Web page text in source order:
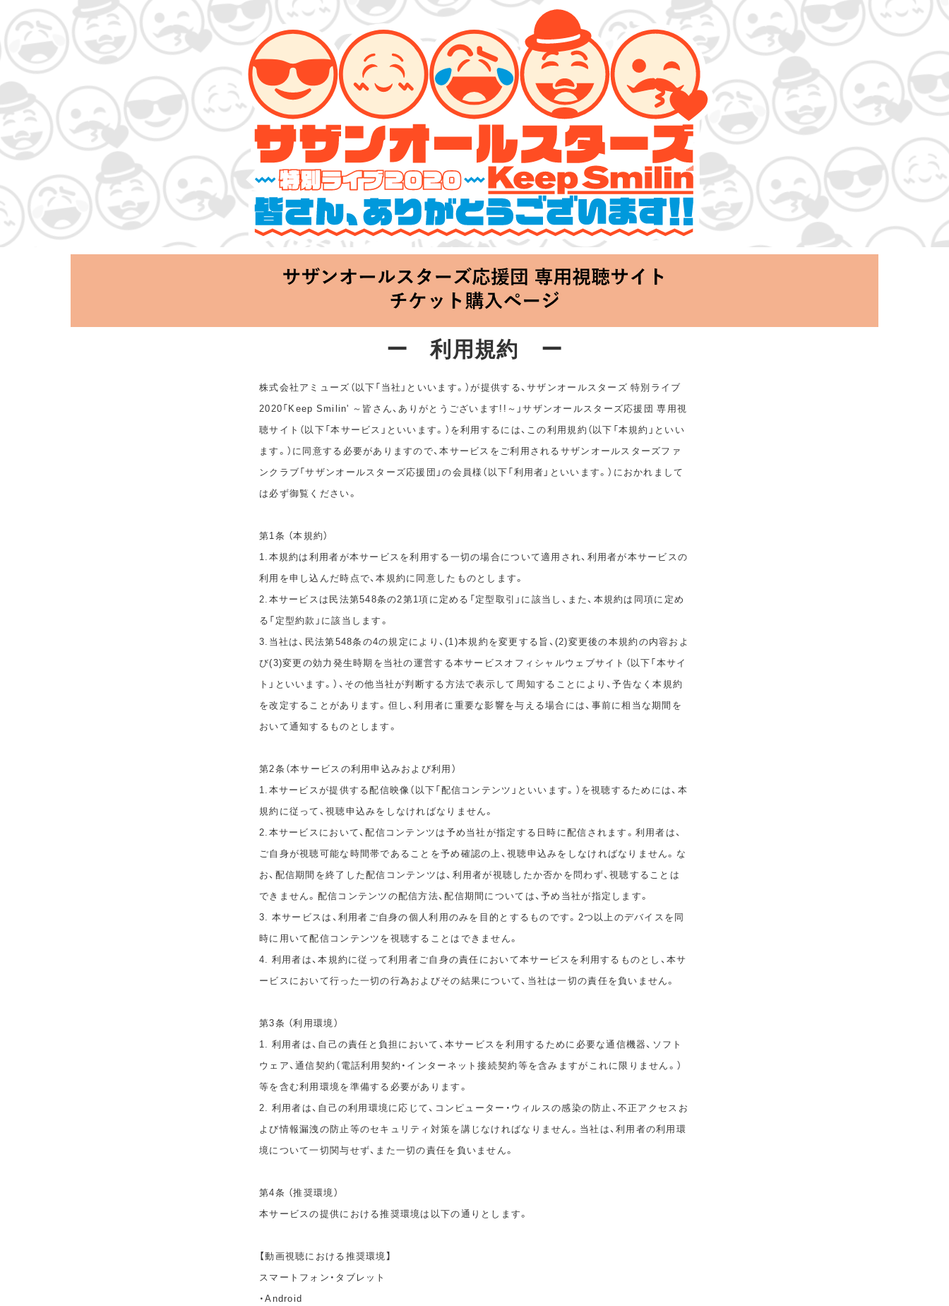
サザンオールスターズ 特別ライブ 2020
「Keep Smilin’～皆さん、ありがとうございます!!～」
2020.06.25 Thu 20:00 Start at 横浜アリーナ
ー 利用規約 ー
株式会社アミューズ（以下「当社」といいます。）が提供する、サザンオールスターズ 特別ライブ
2020「Keep Smilin' ～皆さん、ありがとうございます!!～」サザンオールスターズ応援団 専用視
聴サイト（以下「本サービス」といいます。）を利用するには、この利用規約（以下「本規約」といい
ます。）に同意する必要がありますので、本サービスをご利用されるサザンオールスターズファ
ンクラブ「サザンオールスターズ応援団」の会員様（以下「利用者」といいます。）におかれまして
は必ず御覧ください。
第1条 （本規約）
1.本規約は利用者が本サービスを利用する一切の場合について適用され、利用者が本サービスの
利用を申し込んだ時点で、本規約に同意したものとします。
2.本サービスは民法第548条の2第1項に定める「定型取引」に該当し、また、本規約は同項に定め
る「定型約款」に該当します。
3.当社は、民法第548条の4の規定により、(1)本規約を変更する旨、(2)変更後の本規約の内容およ
び(3)変更の効力発生時期を当社の運営する本サービスオフィシャルウェブサイト（以下「本サイ
ト」といいます。）、その他当社が判断する方法で表示して周知することにより、予告なく本規約
を改定することがあります。但し、利用者に重要な影響を与える場合には、事前に相当な期間を
おいて通知するものとします。
第2条（本サービスの利用申込みおよび利用）
1.本サービスが提供する配信映像（以下「配信コンテンツ」といいます。）を視聴するためには、本
規約に従って、視聴申込みをしなければなりません。
2.本サービスにおいて、配信コンテンツは予め当社が指定する日時に配信されます。利用者は、
ご自身が視聴可能な時間帯であることを予め確認の上、視聴申込みをしなければなりません。な
お、配信期間を終了した配信コンテンツは、利用者が視聴したか否かを問わず、視聴することは
できません。配信コンテンツの配信方法、配信期間については、予め当社が指定します。
3. 本サービスは、利用者ご自身の個人利用のみを目的とするものです。2つ以上のデバイスを同
時に用いて配信コンテンツを視聴することはできません。
4. 利用者は、本規約に従って利用者ご自身の責任において本サービスを利用するものとし、本サ
ービスにおいて行った一切の行為およびその結果について、当社は一切の責任を負いません。
第3条 （利用環境）
1. 利用者は、自己の責任と負担において、本サービスを利用するために必要な通信機器、ソフト
ウェア、通信契約（電話利用契約・インターネット接続契約等を含みますがこれに限りません。）
等を含む利用環境を準備する必要があります。
2. 利用者は、自己の利用環境に応じて、コンピューター・ウィルスの感染の防止、不正アクセスお
よび情報漏洩の防止等のセキュリティ対策を講じなければなりません。当社は、利用者の利用環
境について一切関与せず、また一切の責任を負いません。
第4条 （推奨環境）
本サービスの提供における推奨環境は以下の通りとします。
【動画視聴における推奨環境】
スマートフォン・タブレット
・Android